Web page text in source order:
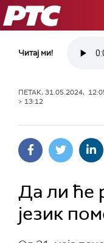
РТС
Читај ми!
ПЕТАК, 31.05.2024,
> 13:12
Да ли ће
језик